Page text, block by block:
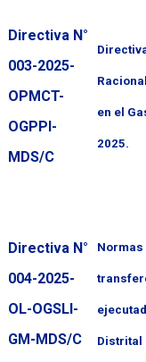
Directiva N°
003-2025-
OPMCT-
OGPPI-
MDS/C
en el
2025.
Directiva N°
004-2025-
OL-OGSLI-
GM-MDS/C
Distrital